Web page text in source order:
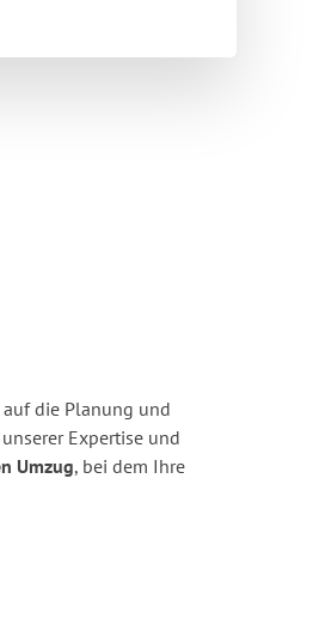
die Planung und
Expertise und
Umzug, bei dem Ihre